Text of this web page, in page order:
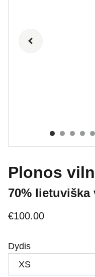
Plonos
70% lietuviška
€100.00
Dydis